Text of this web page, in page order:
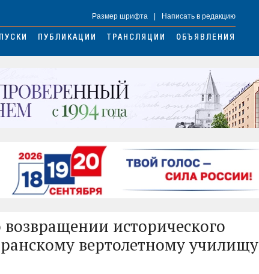
Размер шрифта Написать в редакцию
ПУБЛИКАЦИИ ТРАНСЛЯЦИИ ОБЪЯВЛЕНИЯ
исторического
вертолетному училищу